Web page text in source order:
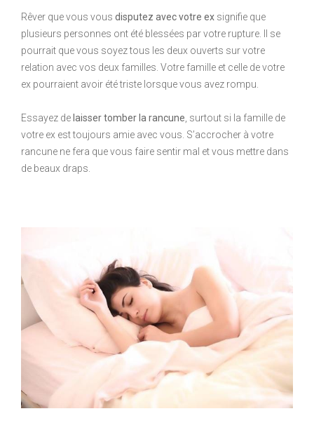
Rêver que vous vous disputez avec votre ex signifie que
plusieurs personnes ont été blessées par votre rupture. Il se
pourrait que vous soyez tous les deux ouverts sur votre
relation avec vos deux familles. Votre famille et celle de votre
ex pourraient avoir été triste lorsque vous avez rompu.
Essayez de laisser tomber la rancune, surtout si la famille de
votre ex est toujours amie avec vous. S’accrocher à votre
rancune ne fera que vous faire sentir mal et vous mettre dans
de beaux draps.